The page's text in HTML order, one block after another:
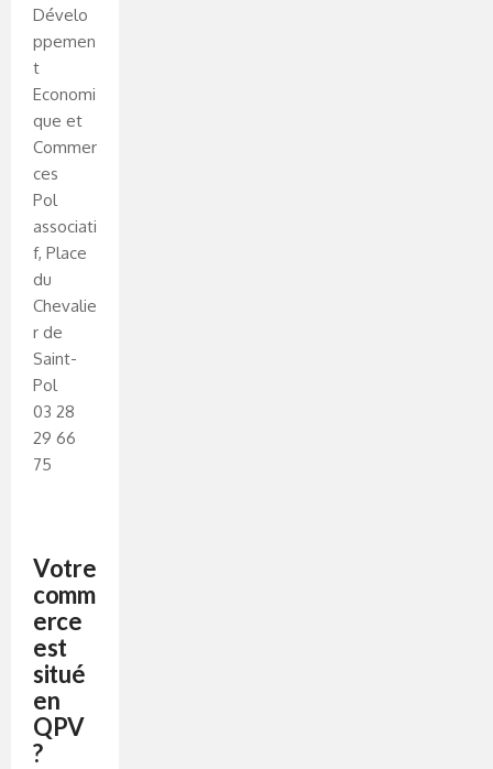
Dévelo
ppemen
t
Economi
que et
Commer
ces
Pol
associati
f, Place
du
Chevalie
r de
Saint-
Pol
03 28
29 66
75
Votre
comm
erce
est
situé
en
QPV
?